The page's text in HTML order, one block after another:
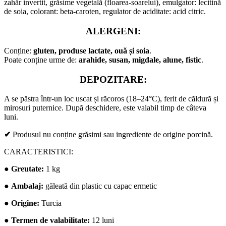
zahăr invertit, grăsime vegetală (floarea-soarelui), emulgator: lecitină
de soia, colorant: beta-caroten, regulator de aciditate: acid citric.
ALERGENI:
Conține: gluten, produse lactate, ouă și soia.
Poate conține urme de: arahide, susan, migdale, alune, fistic.
DEPOZITARE:
A se păstra într-un loc uscat și răcoros (18–24°C), ferit de căldură și
mirosuri puternice. După deschidere, este valabil timp de câteva
luni.
✔ Produsul nu conține grăsimi sau ingrediente de origine porcină.
CARACTERISTICI:
● Greutate: 1 kg
● Ambalaj: găleată din plastic cu capac ermetic
● Origine: Turcia
● Termen de valabilitate: 12 luni